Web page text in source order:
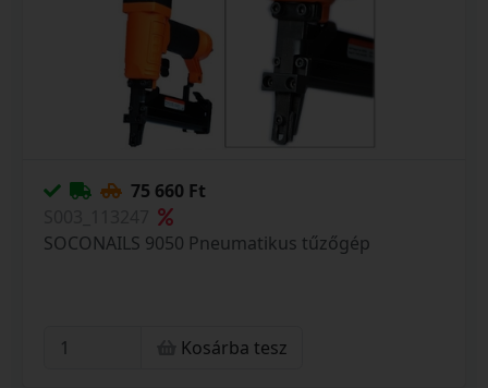
75 660 Ft
SOCONAILS 9050 Pneumatikus tűzőgép
Kosárba tesz